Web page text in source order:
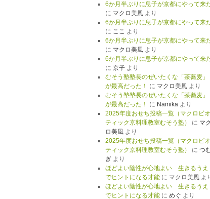
6か月半ぶりに息子が京都にやって来
に マクロ美風より
6か月半ぶりに息子が京都にやって来
に ここ より
6か月半ぶりに息子が京都にやって来
に マクロ美風より
6か月半ぶりに息子が京都にやって来
に 京子より
むそう塾塾長のぜいたくな「茶蕎麦」
が最高だった！
に マクロ美風より
むそう塾塾長のぜいたくな「茶蕎麦」
が最高だった！
に Namikaより
2025年度おせち投稿一覧（マクロビオ
ティック京料理教室むそう塾）
に マク
ロ美風より
2025年度おせち投稿一覧（マクロビオ
ティック京料理教室むそう塾）
に つ
ぎより
ほどよい陰性が心地よい 生きるうえ
でヒントになる才能に マクロ美風よ
ほどよい陰性が心地よい 生きるうえ
でヒントになる才能に めぐ より